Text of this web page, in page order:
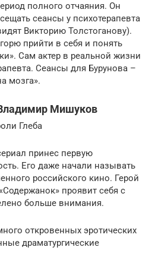
полного отчаяния. Он
сеансы у психотерапевта
Викторию Толстоганову).
прийти в себя и понять
Сам актер в реальной жизни
Сеансы для Бурунова –
мозга».
Мишуков
Глеба
принес первую
Его даже начали называть
российского кино. Герой
проявит себя с
больше внимания.
откровенных эротических
драматургические